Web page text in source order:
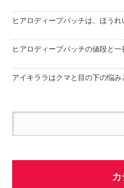
ヒアロディープパッチは、ほう
ヒアロディープパッチの値段と
アイキララはクマと目の下の悩